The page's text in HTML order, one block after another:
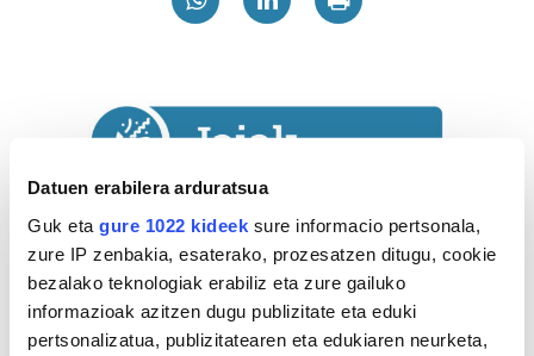
Datuen erabilera arduratsua
Guk eta gure 1022 kideek sure informacio pertsonala,
zure IP zenbakia, esaterako, prozesatzen ditugu, cookie
bezalako teknologiak erabiliz eta zure gailuko
informazioak azitzen dugu publizitate eta eduki
pertsonalizatua, publizitatearen eta edukiaren neurketa,